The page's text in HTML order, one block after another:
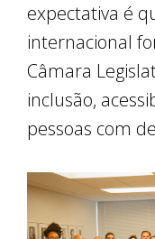
expectativa é
internacional
Câmara
inclusão,
pessoas com